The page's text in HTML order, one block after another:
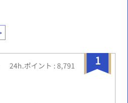
1
24h.ポイント : 8,791